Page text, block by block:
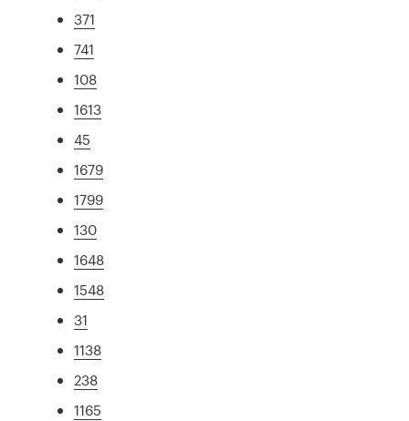
371
741
108
1613
45
1679
1799
130
1648
1548
31
1138
238
1165